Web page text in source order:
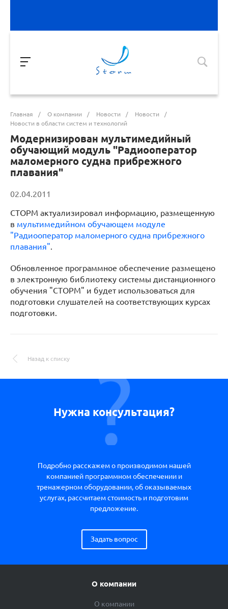
Главная / О компании / Новости / Новости
/
Новости в области систем и технологий
Модернизирован мультимедийный
обучающий модуль "Радиооператор
маломерного судна прибрежного
плавания"
02.04.2011
СТОРМ актуализировал информацию, размещенную
в мультимедийном обучающем модуле
"Радиооператор маломерного судна прибрежного
плавания".
Обновленное программное обеспечение размещено
в электронную библиотеку системы дистанционного
обучения "СТОРМ" и будет использоваться для
подготовки слушателей на соответствующих курсах
подготовки.
Назад к списку
Нужна консультация?
Подробно расскажем о производимом нашей
компанией программном обеспечении и
тренажерном оборудовании, об оказываемых
услугах, рассчитаем стоимость и подготовим
предложение.
Задать вопрос
О компании
О компании